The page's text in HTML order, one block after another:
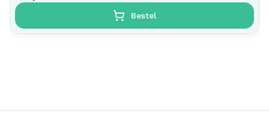
Bestel